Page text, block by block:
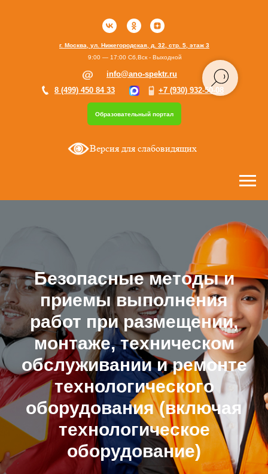
Образовательный портал
г. Москва, ул. Нижегородская, д. 32, стр. 5, этаж 3
+7 (930) 932-50-08
8 (499) 450 84 33
info@ano-spektr.ru
9:00 — 17:00 Сб,Вск - Выходной
Версия для слабовидящих
Безопасные методы и
приемы выполнения
работ при размещении,
монтаже, техническом
обслуживании и ремонте
технологического
оборудования (включая
технологическое
оборудование)